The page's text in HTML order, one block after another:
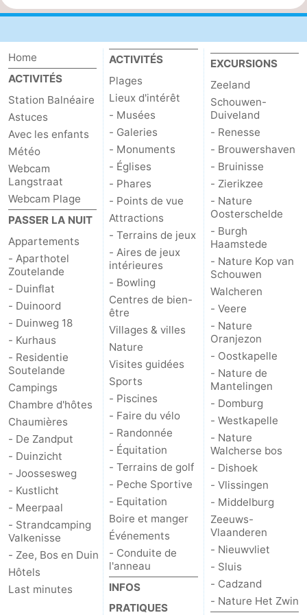
Home
ACTIVITÉS
Station Balnéaire
Astuces
Avec les enfants
Météo
Webcam
Langstraat
Webcam Plage
PASSER LA NUIT
Appartements
- Aparthotel
Zoutelande
- Duinflat
- Duinoord
- Duinweg 18
- Kurhaus
- Residentie
Soutelande
Campings
Chambre d'hôtes
Chaumières
- De Zandput
- Duinzicht
- Joossesweg
- Kustlicht
- Meerpaal
- Strandcamping
Valkenisse
- Zee, Bos en Duin
Hôtels
Last minutes
ACTIVITÉS
Plages
Lieux d'intérêt
- Musées
- Galeries
- Monuments
- Églises
- Phares
- Points de vue
Attractions
- Terrains de jeux
- Aires de jeux
intérieures
- Bowling
Centres de bien-
être
Villages & villes
Nature
Visites guidées
Sports
- Piscines
- Faire du vélo
- Randonnée
- Équitation
- Terrains de golf
- Peche Sportive
- Equitation
Boire et manger
Événements
- Conduite de
l'anneau
INFOS
PRATIQUES
EXCURSIONS
Zeeland
Schouwen-
Duiveland
- Renesse
- Brouwershaven
- Bruinisse
- Zierikzee
- Nature
Oosterschelde
- Burgh
Haamstede
- Nature Kop van
Schouwen
Walcheren
- Veere
- Nature
Oranjezon
- Oostkapelle
- Nature de
Mantelingen
- Domburg
- Westkapelle
- Nature
Walcherse bos
- Dishoek
- Vlissingen
- Middelburg
Zeeuws-
Vlaanderen
- Nieuwvliet
- Sluis
- Cadzand
- Nature Het Zwin